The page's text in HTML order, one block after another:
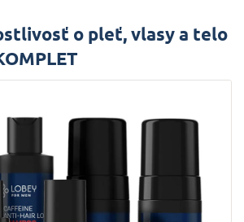
o pleť, vlasy a telo